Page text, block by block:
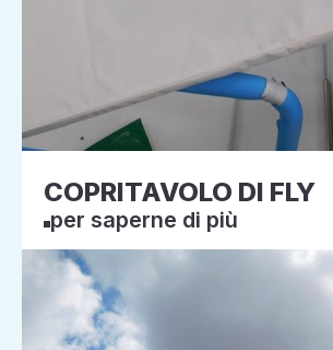
COPRITAVOLO DI FLY
per saperne di più